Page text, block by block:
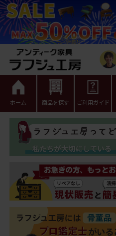
ホーム 商品を探す ご利用ガイド